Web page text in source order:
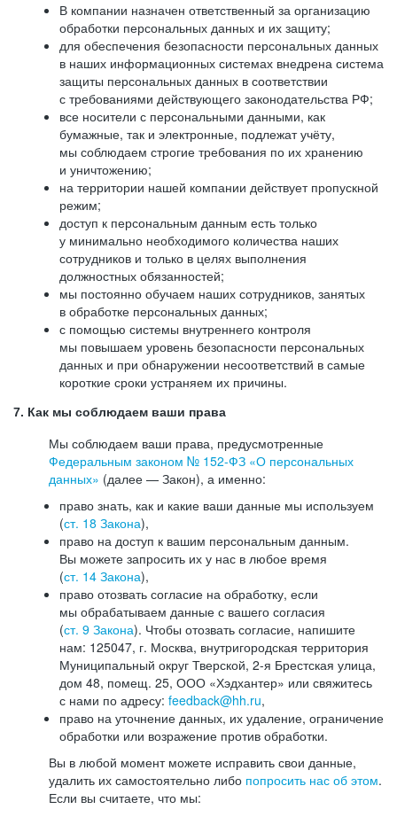
В компании назначен ответственный за организацию
обработки персональных данных и их защиту;
для обеспечения безопасности персональных данных
в наших информационных системах внедрена система
защиты персональных данных в соответствии
с требованиями действующего законодательства РФ;
все носители с персональными данными, как
бумажные, так и электронные, подлежат учёту,
мы соблюдаем строгие требования по их хранению
и уничтожению;
на территории нашей компании действует пропускной
режим;
доступ к персональным данным есть только
у минимально необходимого количества наших
сотрудников и только в целях выполнения
должностных обязанностей;
мы постоянно обучаем наших сотрудников, занятых
в обработке персональных данных;
с помощью системы внутреннего контроля
мы повышаем уровень безопасности персональных
данных и при обнаружении несоответствий в самые
короткие сроки устраняем их причины.
7. Как мы соблюдаем ваши права
Мы соблюдаем ваши права, предусмотренные
Федеральным законом № 152-ФЗ «О персональных
данных» (далее — Закон), а именно:
право знать, как и какие ваши данные мы используем
(ст. 18 Закона),
право на доступ к вашим персональным данным.
Вы можете запросить их у нас в любое время
(ст. 14 Закона),
право отозвать согласие на обработку, если
мы обрабатываем данные с вашего согласия
(ст. 9 Закона). Чтобы отозвать согласие, напишите
нам: 125047, г. Москва, внутригородская территория
Муниципальный округ Тверской, 2-я Брестская улица,
дом 48, помещ. 25, ООО «Хэдхантер» или свяжитесь
с нами по адресу: feedback@hh.ru,
право на уточнение данных, их удаление, ограничение
обработки или возражение против обработки.
Вы в любой момент можете исправить свои данные,
удалить их самостоятельно либо попросить нас об этом.
Если вы считаете, что мы: